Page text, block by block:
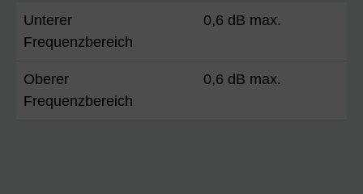
Unterer
Frequenzbereich
0,6 dB max.
Oberer
Frequenzbereich
0,6 dB max.